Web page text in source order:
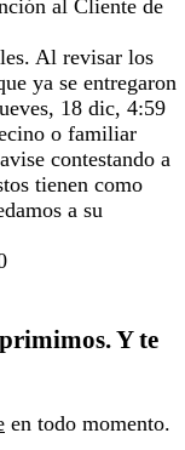
al Cliente de
Al revisar los
ya se entregaron
18 dic, 4:59
o familiar
contestando a
tienen como
a su
Y te
en todo momento.